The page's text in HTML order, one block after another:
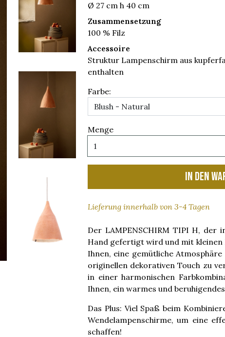
Ø 27 cm h 40 cm
Zusammensetzung
100 % Filz
Accessoire
Struktur Lampenschirm aus
enthalten
Farbe:
Menge
In den
Lieferung innerhalb von 3-4 Tagen
Der LAMPENSCHIRM TIPI H,
Hand gefertigt wird und mit
Ihnen, eine gemütliche
originellen dekorativen Touch zu
in einer harmonischen
Ihnen, ein warmes und
Das Plus: Viel Spaß beim
Wendelampenschirme, um eine
schaffen!